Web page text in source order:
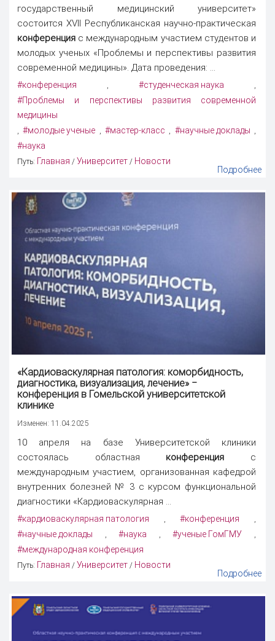
государственный медицинский университет»
состоится XVII Республиканская научно-практическая
конференция с международным участием студентов и
молодых ученых «Проблемы и перспективы развития
современной медицины». Дата проведения: ...
#конференция , #студенческая наука ,
#Проблемы и перспективы развития современной
медицины
,#молодые ученые ,#мастер-класс , #научные доклады ,
#наука
Путь: Главная / Университет / Новости
Подробнее
«Кардиоваскулярная патология: коморбидность,
диагностика, визуализация, лечение» ‒
конференция в Гомельской университетской
клинике
Изменен: 11.04.2025
10 апреля на базе Университетской клиники
состоялась областная конференция с
международным участием, организованная кафедрой
внутренних болезней № 3 с курсом функциональной
диагностики «Кардиоваскулярная ...
#кардиоваскулярная патология ,#конференция ,
#научные доклады ,#наука ,#ученые ГомГМУ ,
#международная конференция
Путь: Главная / Университет / Новости
Подробнее